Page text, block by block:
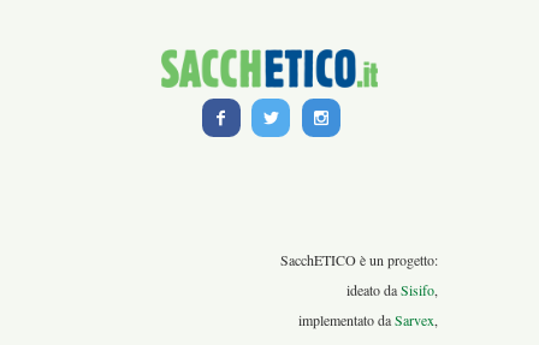
SacchETICO è un progetto:
ideato daSisifo,
implementato daSarvex,